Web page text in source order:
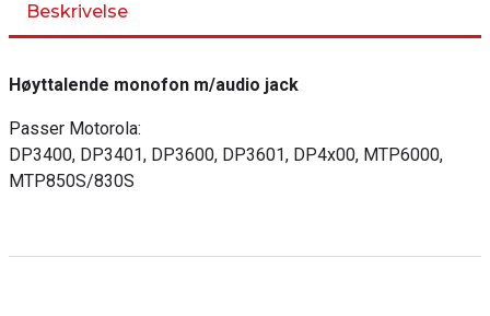
Beskrivelse
Høyttalende monofon m/audio jack
Passer Motorola:
DP3400, DP3401, DP3600, DP3601, DP4x00, MTP6000,
MTP850S/830S